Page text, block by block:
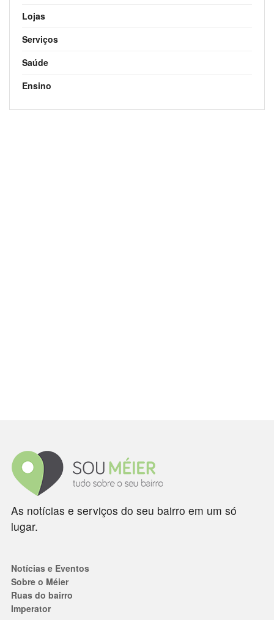
Lojas
Serviços
Saúde
Ensino
As notícias e serviços do seu bairro em um só
lugar.
Notícias e Eventos
Sobre o Méier
Ruas do bairro
Imperator